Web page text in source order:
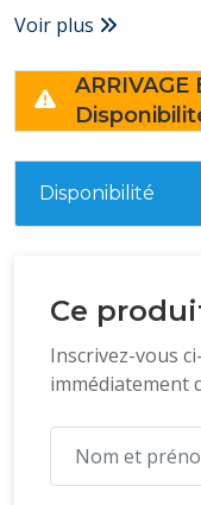
Voir plus
ARRIVAGE
Disponibilité
Ce
Inscrivez-vous
immédiatement